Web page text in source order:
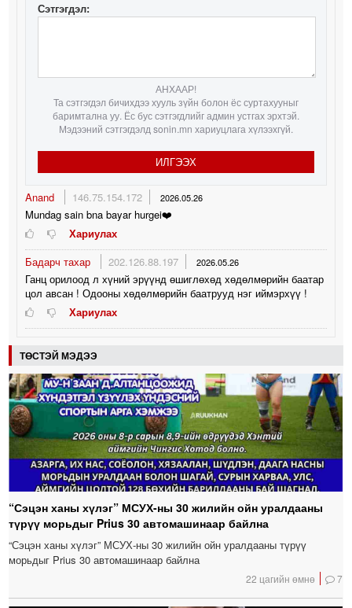
Сэтгэгдэл:
АНХААР!
Та сэтгэгдэл бичихдээ хууль зүйн болон ёс суртахууныг
баримтална уу. Ёс бус сэтгэгдлийг админ устгах эрхтэй.
Мэдээний сэтгэгдэлд sonin.mn хариуцлага хүлээхгүй.
ИЛГЭЭХ
Anand 146.75.154.172 2026.05.26
Mundag sain bna bayar hurgei❤️
Хариулах
Бадарч тахар
202.126.88.197 2026.05.26
Ганц орилоод л хүний эрүүнд өшиглөхөд хөдөлмөрийн баатар
цол авсан ! Одооны хөдөлмөрийн баатрууд нэг иймэрхүү !
Хариулах
ТӨСТЭЙ МЭДЭЭ
“Сэцэн ханы хүлэг” МСУХ-ны 30 жилийн ойн уралдааны
түрүү морьдыг Prius 30 автомашинаар байлна
“Сэцэн ханы хүлэг” МСУХ-ны 30 жилийн ойн уралдааны түрүү
морьдыг Prius 30 автомашинаар байлна
22 цагийн өмнө 7